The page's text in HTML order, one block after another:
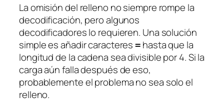
La omisión del relleno no siempre rompe la
decodificación, pero algunos
decodificadores lo requieren. Una solución
simple es añadir caracteres= hasta que la
longitud de la cadena sea divisible por 4. Si la
carga aún falla después de eso,
probablemente el problema no sea solo el
relleno.